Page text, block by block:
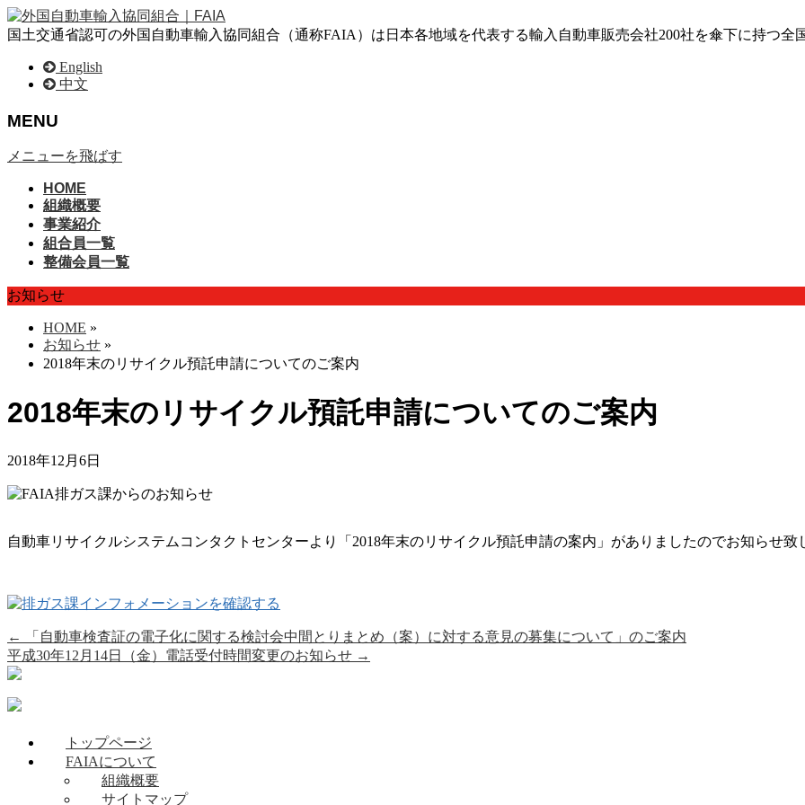
国土交通省認可の外国自動車輸入協同組合（通称FAIA）は日本各地域を代表する輸入自動車販売会社200社を傘下に持つ全
English
中文
MENU
メニューを飛ばす
HOME
組織概要
事業紹介
組合員一覧
整備会員一覧
お知らせ
HOME »
お知らせ »
2018年末のリサイクル預託申請についてのご案内
2018年末のリサイクル預託申請についてのご案内
2018年12月6日
自動車リサイクルシステムコンタクトセンターより「2018年末のリサイクル預託申請の案内」がありましたのでお知らせ致
←
「自動車検査証の電子化に関する検討会中間とりまとめ（案）に対する意見の募集について」のご案内
平成30年12月14日（金）電話受付時間変更のお知らせ →
トップページ
FAIAについて
組織概要
サイトマップ